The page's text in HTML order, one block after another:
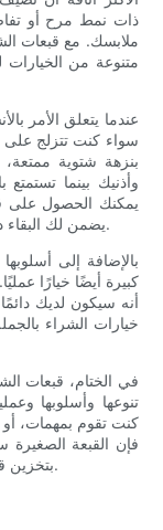
ذات نمط مرح أو
ملابسك. مع قبعات
متنوعة من الخيارات
عندما يتعلق الأمر
سواء كنت تتزلج على
بنزهة شتوية
وأذنيك بينما تستمتع
يمكنك الحصول على
يضمن لك البقاء دافئًا وأنيقًا بغض النظر عن المكان الذي تذهب إليه.
بالإضافة إلى
كبيرة أيضًا خيارًا
أنه سيكون لديك
خيارات الشراء
في الختام، قبعات
تنوعها وأسلوبها
كنت تقوم بمهمات، أو
فإن القبعة الصغيرة
بتخزين قبعات الشتاء بكميات كبيرة وابق دافئًا هذا الموسم.